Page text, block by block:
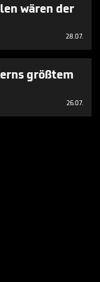
wären der
28.07.
größtem
26.07.